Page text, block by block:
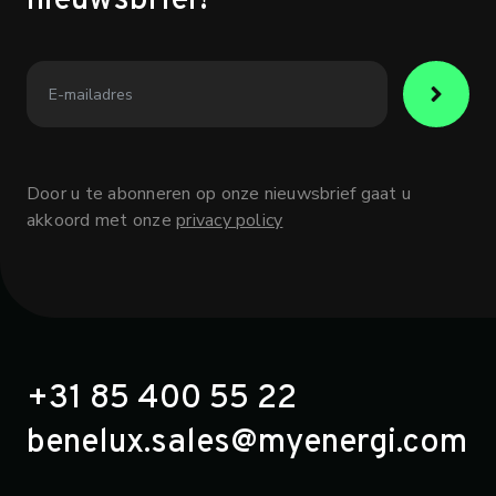
Door u te abonneren op onze nieuwsbrief gaat u
akkoord met onzeprivacy policy
+31 85 400 55 22
benelux.sales@myenergi.com